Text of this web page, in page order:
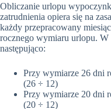
Obliczanie urlopu
zatrudnienia opiera się na
każdy przepracowany
rocznego wymiaru urlopu.
następująco:
Przy wymiarze 26 dni
(26 ÷ 12)
Przy wymiarze 20 dni
(20 ÷ 12)